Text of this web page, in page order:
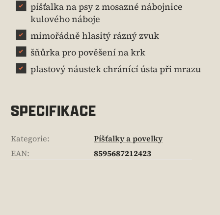
píšťalka na psy z mosazné nábojnice
kulového náboje
mimořádně hlasitý rázný zvuk
šňůrka pro pověšení na krk
plastový náustek chránící ústa při mrazu
SPECIFIKACE
Kategorie:
Píšťalky a povelky
EAN: 8595687212423